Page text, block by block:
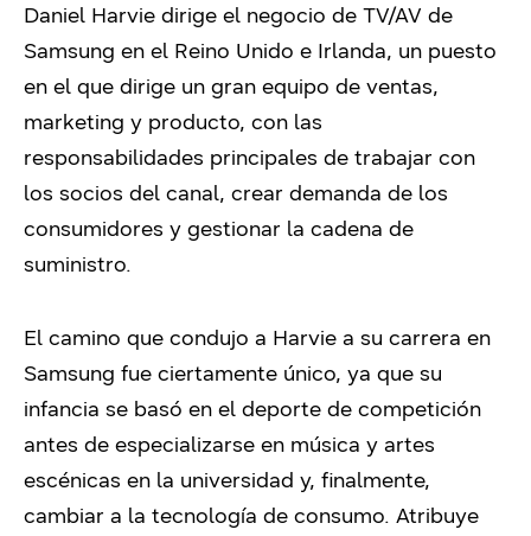
Daniel Harvie dirige el negocio de TV/AV de
Samsung en el Reino Unido e Irlanda, un puesto
en el que dirige un gran equipo de ventas,
marketing y producto, con las
responsabilidades principales de trabajar con
los socios del canal, crear demanda de los
consumidores y gestionar la cadena de
suministro.
El camino que condujo a Harvie a su carrera en
Samsung fue ciertamente único, ya que su
infancia se basó en el deporte de competición
antes de especializarse en música y artes
escénicas en la universidad y, finalmente,
cambiar a la tecnología de consumo. Atribuye